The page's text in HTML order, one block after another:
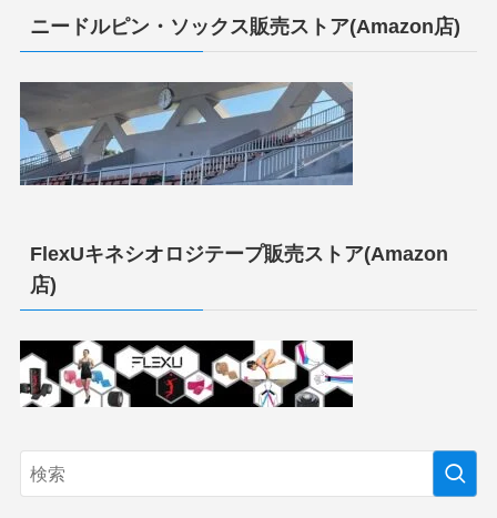
ニードルピン・ソックス販売ストア(Amazon店)
FlexUキネシオロジテープ販売ストア(Amazon
店)